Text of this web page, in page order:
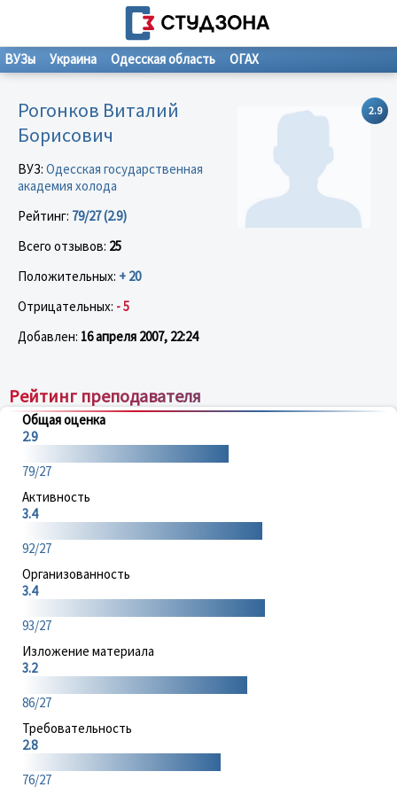
ВУЗы Украина Одесская область ОГАХ
2.9
Рогонков Виталий
Борисович
ВУЗ: Одесская государственная
академия холода
Рейтинг: 79/27 (2.9)
Всего отзывов: 25
Положительных: + 20
Отрицательных: - 5
Добавлен: 16 апреля 2007, 22:24
Рейтинг преподавателя
Общая оценка
2.9
79/27
Активность
3.4
92/27
Организованность
3.4
93/27
Изложение материала
3.2
86/27
Требовательность
2.8
76/27